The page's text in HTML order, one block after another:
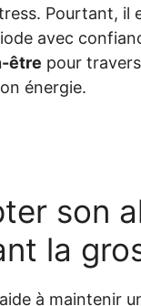
Pourtant, il
avec
être pour
énergie.
son
la
aide à maintenir